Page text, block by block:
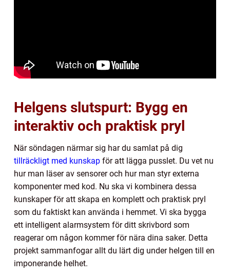
Helgens slutspurt: Bygg en
interaktiv och praktisk pryl
När söndagen närmar sig har du samlat på dig
tillräckligt med kunskap för att lägga pusslet. Du vet nu
hur man läser av sensorer och hur man styr externa
komponenter med kod. Nu ska vi kombinera dessa
kunskaper för att skapa en komplett och praktisk pryl
som du faktiskt kan använda i hemmet. Vi ska bygga
ett intelligent alarmsystem för ditt skrivbord som
reagerar om någon kommer för nära dina saker. Detta
projekt sammanfogar allt du lärt dig under helgen till en
imponerande helhet.